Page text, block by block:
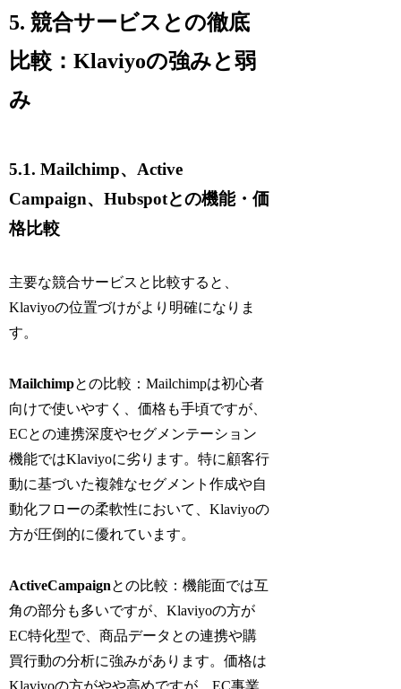
5. 競合サービスとの徹底
比較：Klaviyoの強みと弱
み
5.1. Mailchimp、Active
Campaign、Hubspotとの機能・価
格比較
主要な競合サービスと比較すると、
Klaviyoの位置づけがより明確になりま
す。
Mailchimpとの比較：Mailchimpは初心者
向けで使いやすく、価格も手頃ですが、
ECとの連携深度やセグメンテーション
機能ではKlaviyoに劣ります。特に顧客行
動に基づいた複雑なセグメント作成や自
動化フローの柔軟性において、Klaviyoの
方が圧倒的に優れています。
ActiveCampaignとの比較：機能面では互
角の部分も多いですが、Klaviyoの方が
EC特化型で、商品データとの連携や購
買行動の分析に強みがあります。価格は
Klaviyoの方がやや高めですが、EC事業